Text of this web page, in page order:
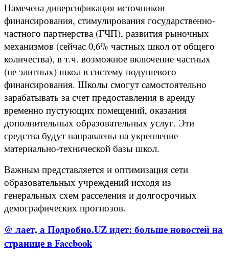
Намечена диверсификация источников
финансирования, стимулирования государственно-
частного партнерства (ГЧП), развития рыночных
механизмов (сейчас 0,6% частных школ от общего
количества), в т.ч. возможное включение частных
(не элитных) школ в систему подушевого
финансирования. Школы смогут самостоятельно
зарабатывать за счет предоставления в аренду
временно пустующих помещений, оказания
дополнительных образовательных услуг. Эти
средства будут направлены на укрепление
материально-технической базы школ.
Важным представляется и оптимизация сети
образовательных учреждений исходя из
генеральных схем расселения и долгосрочных
демографических прогнозов.
@ лает, а Подробно.UZ идет: больше новостей на
странице в Facebook